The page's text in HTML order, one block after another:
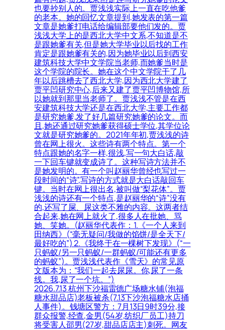
也要抄别人的。贾浅浅实际上一直在吃他爹
的老本。她的回忆文章提到,她发表的第一篇
文章是她爹打电话给编辑部要他们发的。贾
浅浅大学上的是西北大学中文系,不知道是不
是跟她爹有关,但是她大学毕业以后找的工作
肯定是跟她爹有关的,因为她毕业以后到西安
建筑科技大学中文学院当老师,而她爹当时是
这个学院的院长。她在这个中文学院干了几
年以后跳槽去了西北大学,因为西北大学建了
贾平凹研究中心,后来又建了贾平凹博物馆,所
以她就到那里当老师了。贾浅浅不管是在西
安建筑科技大学还是在西北大学,主要工作都
是研究她爹,发了好几篇研究她爹的论文。而
且,她还通过研究她爹获得硕士学位,其学位论
文就是研究她爹的。2021年年初,贾浅浅的诗
曾在网上很火。这些诗有两个特点。第一个
特点跟她的名字一样,很浅,写一句大白话,敲
一下回车键就变成诗了。这种写诗方法并不
是她发明的。有一个叫赵丽华曾经也写过一
段时间的“诗”,写诗的方式就是大白话敲回车
键。当时在网上很出名,被叫做“梨花体”。贾
浅浅的诗还有一个特点,是赵丽华的“诗”没有
的,还写了屎、尿这类不雅的内容。这两者结
合起来,她在网上就火了,很多人在批她、骂
她、笑她。(赵丽华代表作：1.《一个人来到
田纳西》(“毫无疑问/我做的馅饼/是全天下/
最好吃的”) 2.《我终于在一棵树下发现》(“一
只蚂蚁/另一只蚂蚁/一群蚂蚁/可能还有更多
的蚂蚁”)。贾浅浅代表作《雪天》的常见原
文版本为：“我们一起去尿尿。你,尿了一条
线。我,尿了一个坑。”)
2026.7.13 杭州下沙福雷德广场糖水铺(泡福
糖水甜品店)老板被杀(7.13下沙泡福糖水店捅
人事件)。钱塘区警方：7月13日9时39分,接
群众报警,经查,金男(54岁,纺织厂员工)持刀
将受害人邵男(27岁,甜品店店主)刺死。网友